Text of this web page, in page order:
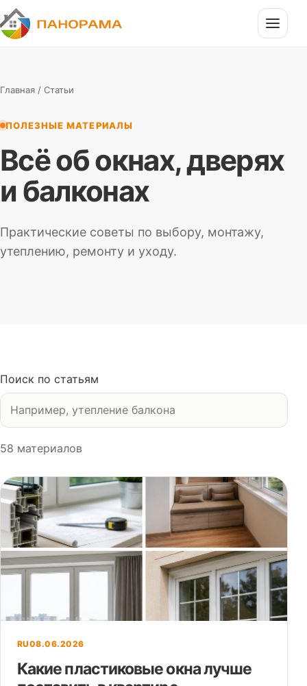
П
Панорама
Главная / Статьи
ПОЛЕЗНЫЕ МАТЕРИАЛЫ
Всё об окнах, дверях
и балконах
Практические советы по выбору, монтажу,
утеплению, ремонту и уходу.
Поиск по статьям
58 материалов
RU08.06.2026
Какие пластиковые окна лучше